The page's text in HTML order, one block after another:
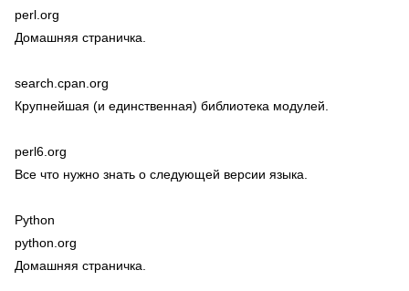
perl.org
Домашняя страничка.
search.cpan.org
Крупнейшая (и единственная) библиотека модулей.
perl6.org
Все что нужно знать о следующей версии языка.
Python
python.org
Домашняя страничка.